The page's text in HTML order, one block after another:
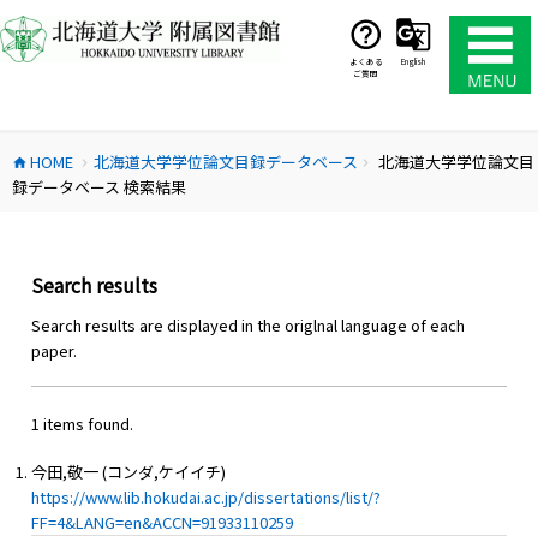
ン
テ
ス
キ
よくある
ご質問
English
home HOME chevron_right 北海道大学学位論文目録データベース chevron_right
北海道大学学位論文目
録データベース 検索結果
Search results
Search results are displayed in the origlnal language of each
paper.
1 items found.
今田,敬一 (コンダ,ケイイチ)
https://www.lib.hokudai.ac.jp/dissertations/list/?
FF=4&LANG=en&ACCN=91933110259